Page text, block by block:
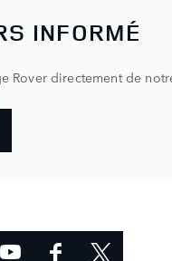
INFORMÉ
Rover directement de